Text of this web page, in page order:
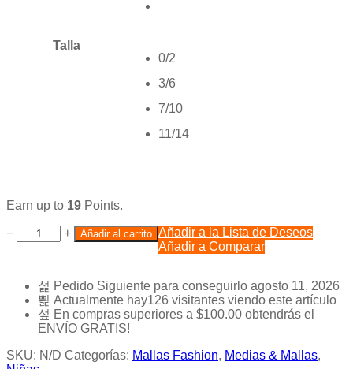
Talla
0/2
3/6
7/10
11/14
Earn up to 19 Points.
− + Añadir al carrito Añadir a la Lista de Deseos
Añadir a Comparar
Pedido Siguiente para conseguirlo agosto 11, 2026
Actualmente hay126 visitantes viendo este artículo
En compras superiores a $100.00 obtendrás el
ENVÍO GRATIS!
SKU: N/D Categorías: Mallas Fashion, Medias & Mallas,